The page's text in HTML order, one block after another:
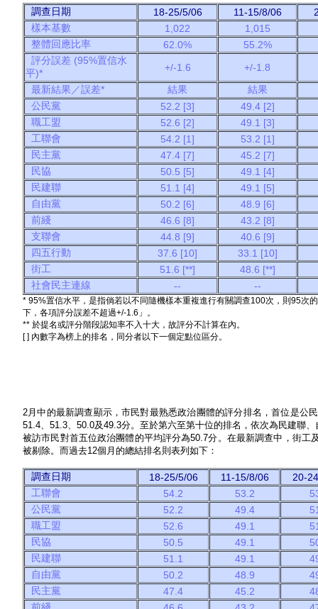
調查日期 18-25/5/06 11-15/8/06
樣本基數
1,022
1,015
整體回應比率
62.0%
55.2%
評分誤差 (95%置信水
平)*
+/-1.6
+/-1.8
最新結果／誤差*
結果
結果
公民黨
52.2 [3]
49.4 [2]
職工盟
52.6 [2]
49.1 [3]
工聯會
54.2 [1]
53.2 [1]
民主黨
47.4 [7]
45.2 [7]
民協
50.5 [5]
49.1 [4]
民建聯
51.1 [4]
49.1 [5]
自由黨
50.2 [6]
48.9 [6]
前綫
46.6 [8]
43.2 [8]
支聯會
44.8 [9]
40.6 [9]
四五行動
37.6 [10]
33.1 [10]
街工
51.6 [**]
48.6 [**]
社會民主連線
-- --
* 95%置信水平，是指倘若以不同隨機樣本重複進行有關調查100次，則95次
下，各項評分誤差不超過+/-1.6」。
** 於提名或評分階段認知率不入十大，故評分不計算在內。
[ ] 內數字為榜上的排名，同分者以下一個定點位區分。
2月中的最新調查顯示，市民對最熟悉政治團體的評分排名，首位是公
51.4、51.3、50.0及49.3分。至於第六至第十位的排名，依次為民建聯
被訪市民對首五位政治團體的平均評分為50.7分。在最新調查中，街
被剔除。而過去12個月的總結排名則表列如下：
調查日期 18-25/5/06 11-15/8/06
20-
工聯會
54.2 53.2
公民黨
52.2 49.4
職工盟
52.6 49.1
民協
50.5 49.1
民建聯
51.1 49.1
自由黨
50.2 48.9
民主黨
47.4 45.2